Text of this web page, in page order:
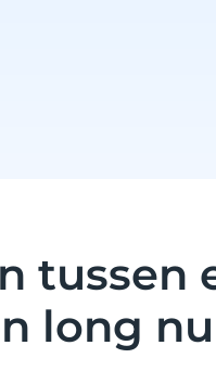
tussen
long